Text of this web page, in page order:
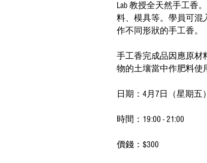
Lab 教授全天然手工香
料、模具等。學員可混
作不同形狀的手工香。
手工香完成品因應原材
物的土壤當中作肥料使
日期：4月7日（星期五）
時間：19:00 - 21:00
價錢：$300